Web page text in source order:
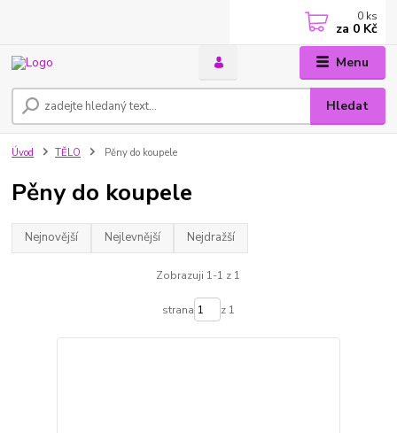
Menu
Hledat
0 ks
za 0 Kč
Úvod TĚLO Pěny do koupele
Pěny do koupele
Nejnovější Nejlevnější Nejdražší
Zobrazuji 1-1 z 1
strana z 1